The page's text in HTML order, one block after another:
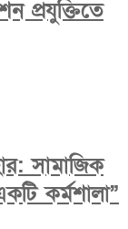
প্রযুক্তিতে
সামাজিক
কর্মশালা”